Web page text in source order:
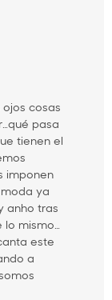
cosas
pasa
tienen el
imponen
ya
anho tras
mismo…
este
a